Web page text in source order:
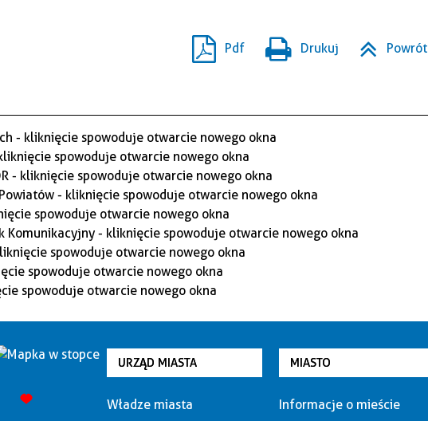
Pdf Drukuj Powrót
URZĄD MIASTA
Władze miasta
MIASTO
Informacje o mieście